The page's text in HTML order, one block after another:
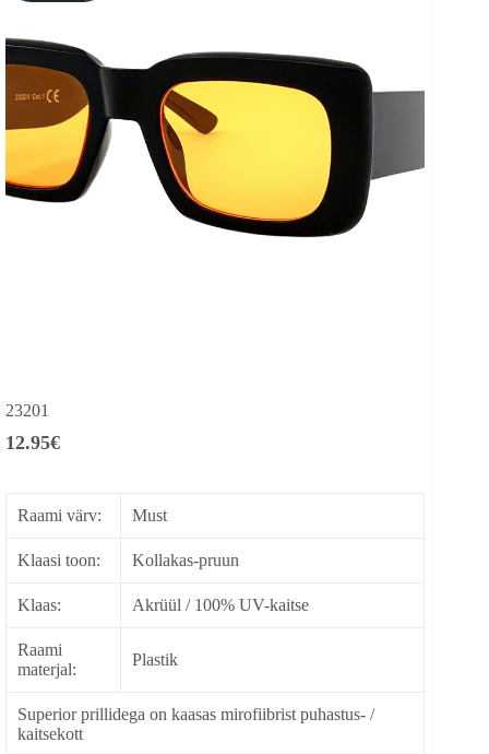
23201
12.95€
Raami värv: Must
Klaasi toon: Kollakas-pruun
Klaas: Akrüül / 100% UV-kaitse
Raami
materjal:
Plastik
Superior prillidega on kaasas mirofiibrist puhastus- /
kaitsekott